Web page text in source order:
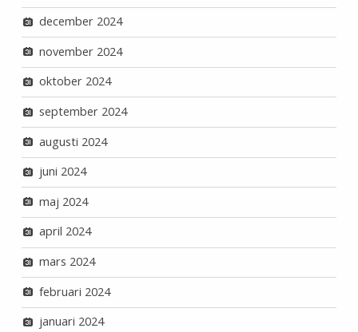
december 2024
november 2024
oktober 2024
september 2024
augusti 2024
juni 2024
maj 2024
april 2024
mars 2024
februari 2024
januari 2024